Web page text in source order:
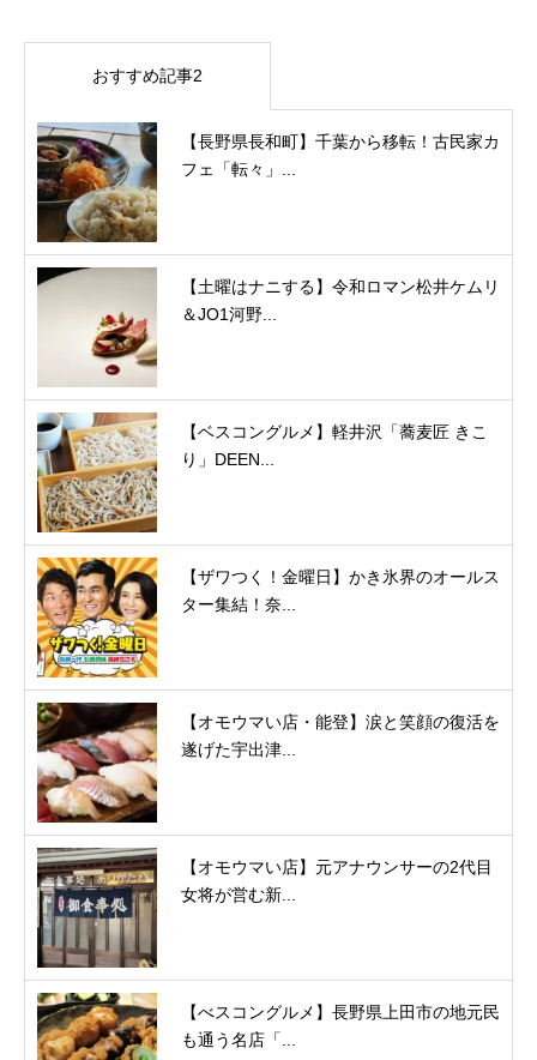
おすすめ記事2
【長野県長和町】千葉から移転！古民家カ
フェ「転々」...
【土曜はナニする】令和ロマン松井ケムリ
＆JO1河野...
【ベスコングルメ】軽井沢「蕎麦匠 きこ
り」DEEN...
【ザワつく！金曜日】かき氷界のオールス
ター集結！奈...
【オモウマい店・能登】涙と笑顔の復活を
遂げた宇出津...
【オモウマい店】元アナウンサーの2代目
女将が営む新...
【べスコングルメ】長野県上田市の地元民
も通う名店「...